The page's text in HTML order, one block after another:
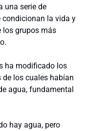
una serie de
condicionan la vida y
los grupos más
ha modificado los
los cuales habían
agua, fundamental
hay agua, pero